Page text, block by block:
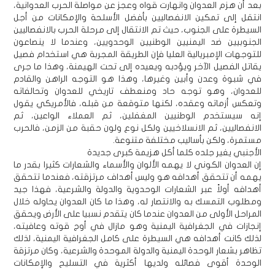
بعد أن هزم العدوان وانهارت قواه وعجز عن مواصلة الحرب العدوانية،
انتقل إلى تمكين الانفصاليين بأفضل الأسلحة والإمكانات من أجل
السيطرة على الجنوب، حيث تم الانتقال إلى مرحلة الحرب بالانفصاليين
الجنوبيين ضد اليمنيين الوطنيين الوحدويين، وعندما لا ينصاعون
للتوجهات الإمبريالية العليا فإن الطريقة المجربة هي استخدام فصيل
يقاتل الفصيل الآخر ويؤدبه ويعيده إلى تحت الهيمنة، وهذا ما جرى
في شبوة وعدن وأبين وغيرها، وهذا هو التوجه الراهن والقادم
للعدوان، وهو توجه حاد ومنعطف تاريخي للعدوان وتحالفاته
وتعكس أزماته وعقده، لكنها متوقعة من قبله، فالأمريكي يقول
إنه سيستخدم الوطنيين المغفلين، ثم العملاء الواعين، ثم
الانفصاليين، ثم الانسلاخيين ولكل نوع ولون حقبة من الزمن، فالحرب
مستمرة، ولكن بأساليب مختلفة متنوعة.
الأجنبي يغير جلده كلما أكل هزيمة كبرى جديدة
إن العدوان الكوني لا يهمه الألوان والأسماء والشعارات كثيرا بقدر ما
يهمه أن تتحقق أهدافه هو وليس أهداف مرتزقته، فعندما تتحقق
أهدافه أولاً عبر الشعارات الوحدوية والدولة والشرعية، فهذا جيد
ومطلوب التمسك به والانتصار له، وهذا ما كان العدوان يحاوله خلال
المراحل الأولى من العدوان عندما كان يتقدم نسبيا على الأرض ويحقق
إنجازات في الجغرافية اليمنية وهو مازال في أوج قوته وعافيته،
لذلك كانت أهدافه هي السيطرة على كامل الجغرافية اليمنية، لذلك
تظاهر بشعار الوحدة اليمنية والدولة الموحدة والشرعية، وكان مرتزقة
الوحدة أقوى فصائله ولديها أكثرية في التسليح والإمكانات